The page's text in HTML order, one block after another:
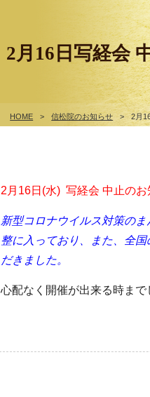
HOME > 信松院のお知らせ > 2月
2月16日写経会
2月16日(水) 写経会 中止のお
新型コロナウイルス対策の
整に入っており、また、
全
だきました。
心配なく開催が出来る時まで